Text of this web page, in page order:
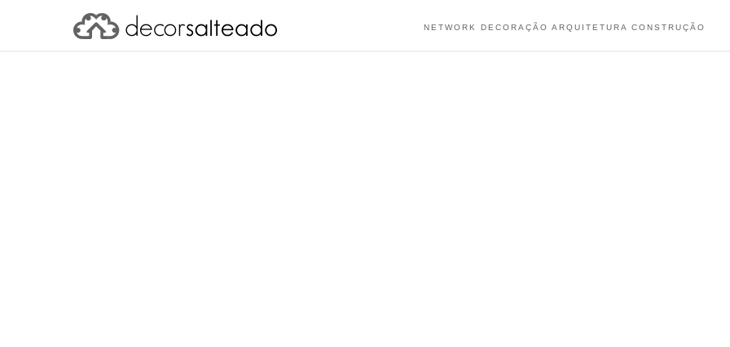
NETWORK DECORAÇÃO ARQUITETURA CONSTRUÇÃO